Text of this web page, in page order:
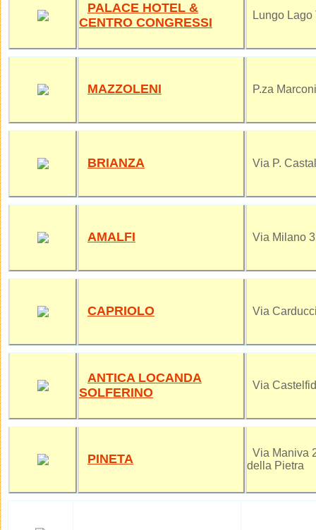
PALACE HOTEL &
CENTRO CONGRESSI
Lungo Lago
MAZZOLENI P.za
BRIANZA Via P.
AMALFI Via Milano
CAPRIOLO Via
ANTICA LOCANDA
SOLFERINO
Via
PINETA
Via Maniva
della Pietra